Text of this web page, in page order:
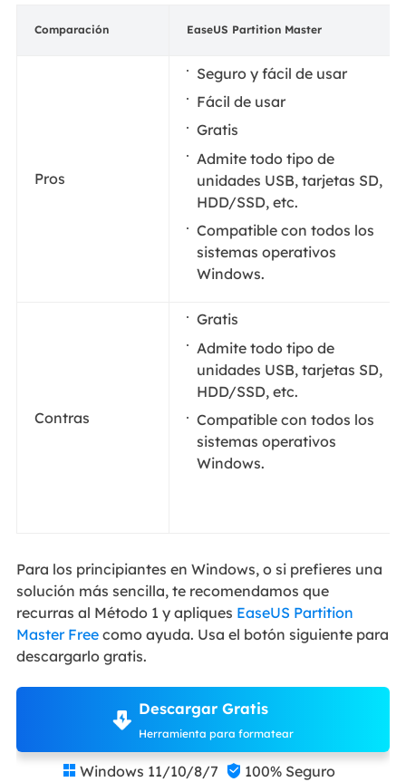
Comparación EaseUS Partition Master
Pros
Seguro y fácil de usar
Fácil de usar
Gratis
Admite todo tipo de
unidades USB, tarjetas SD,
HDD/SSD, etc.
Compatible con todos los
sistemas operativos
Windows.
Contras
Gratis
Admite todo tipo de
unidades USB, tarjetas SD,
HDD/SSD, etc.
Compatible con todos los
sistemas operativos
Windows.
Para los principiantes en Windows, o si prefieres una
solución más sencilla, te recomendamos que
recurras al Método 1 y apliques EaseUS Partition
Master Freecomo ayuda. Usa el botón siguiente para
descargarlo gratis.
Descargar Gratis
Herramienta para formatear
 Windows 11/10/8/7  100% Seguro